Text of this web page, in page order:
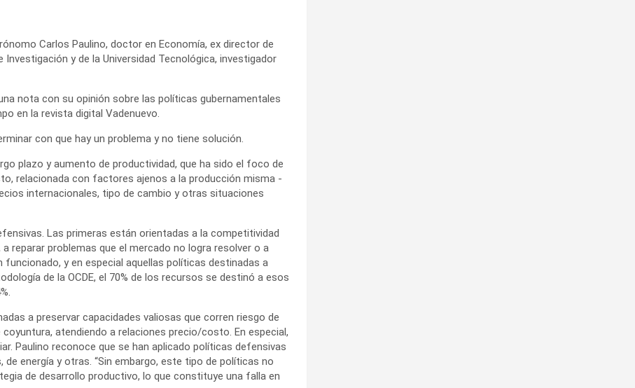
Carlos Paulino, doctor en Economía, ex director de
y de la Universidad Tecnológica, investigador
nota con su opinión sobre las políticas gubernamentales
en la revista digital Vadenuevo.
con que hay un problema y no tiene solución.
plazo y aumento de productividad, que ha sido el foco de
relacionada con factores ajenos a la producción misma -
internacionales, tipo de cambio y otras situaciones
Las primeras están orientadas a la competitividad
reparar problemas que el mercado no logra resolver o a
y en especial aquellas políticas destinadas a
de la OCDE, el 70% de los recursos se destinó a esos
a preservar capacidades valiosas que corren riesgo de
atendiendo a relaciones precio/costo. En especial,
Paulino reconoce que se han aplicado políticas defensivas
energía y otras. “Sin embargo, este tipo de políticas no
de desarrollo productivo, lo que constituye una falla en